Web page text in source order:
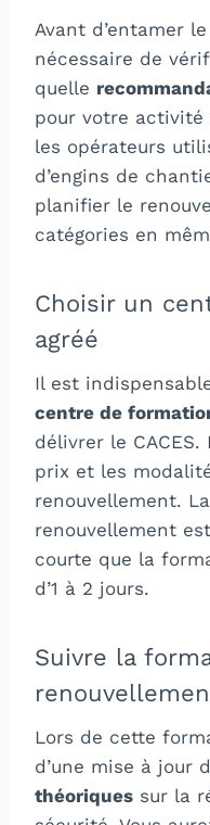
Avant d’entamer
nécessaire de
quelle
pour votre activité
les opérateurs
d’engins de
planifier le
catégories en
Choisir un
agréé
Il est
centre de
délivrer le CACES.
prix et les
renouvellement.
renouvellement
courte que la
d’1 à 2 jours.
Suivre la
Lors de cette
d’une mise à jour
théoriques sur la